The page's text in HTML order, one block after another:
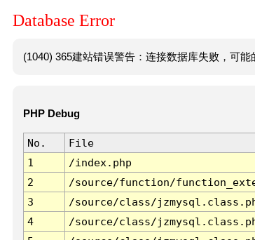
Database Error
(1040) 365建站错误警告：连接数据库失败，可
PHP Debug
No. File
1
/index.php
2
/source/function/
3
/source/class/
4
/source/class/